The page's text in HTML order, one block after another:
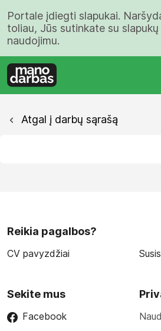
Portale įdiegti slapukai.
toliau, Jūs sutinkate su slapukų
naudojimu.
Atgal į darbų sąrašą
Reikia pagalbos?
CV pavyzdžiai
Sekite mus
Facebook